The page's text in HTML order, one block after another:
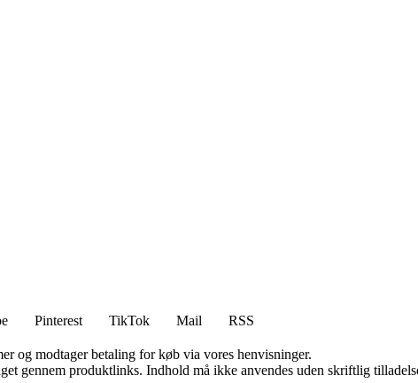
Pinterest TikTok Mail
RSS
og modtager betaling for køb via vores henvisninger.
gennem produktlinks. Indhold må ikke anvendes uden skriftlig